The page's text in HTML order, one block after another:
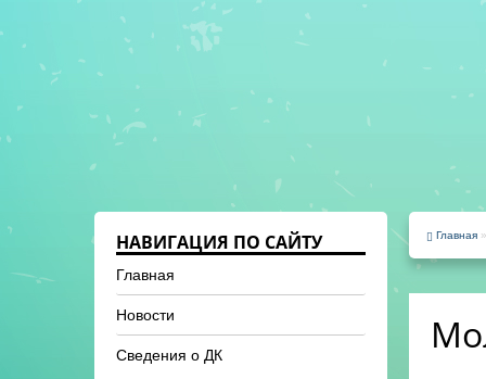
НАВИГАЦИЯ ПО САЙТУ
Главная
Новости
Сведения о ДК
Главная »